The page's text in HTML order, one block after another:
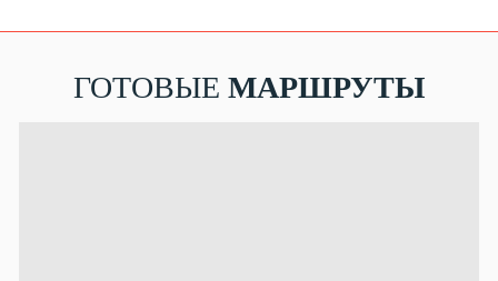
ГОТОВЫЕ МАРШРУТЫ